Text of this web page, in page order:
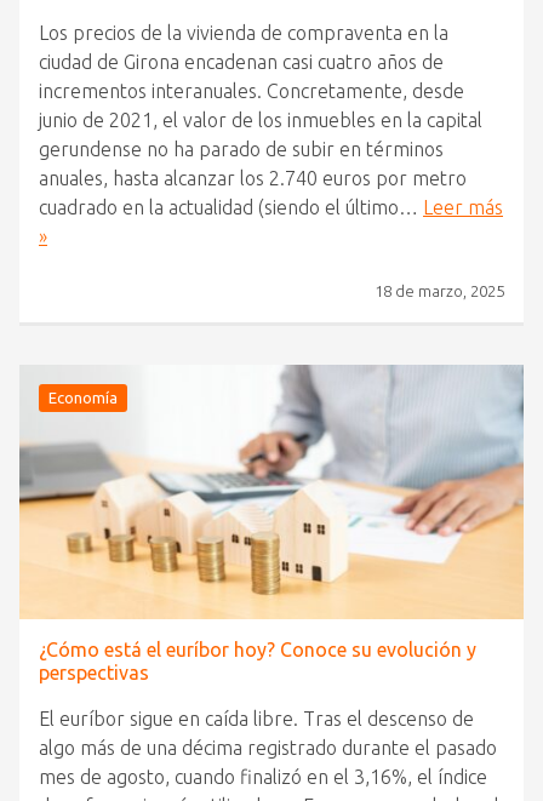
Los precios de la vivienda de compraventa en la
ciudad de Girona encadenan casi cuatro años de
incrementos interanuales. Concretamente, desde
junio de 2021, el valor de los inmuebles en la capital
gerundense no ha parado de subir en términos
anuales, hasta alcanzar los 2.740 euros por metro
cuadrado en la actualidad (siendo el último…
Leer más
»
18 de marzo, 2025
Economía
¿Cómo está el euríbor hoy? Conoce su evolución y
perspectivas
El euríbor sigue en caída libre. Tras el descenso de
algo más de una décima registrado durante el pasado
mes de agosto, cuando finalizó en el 3,16%, el índice